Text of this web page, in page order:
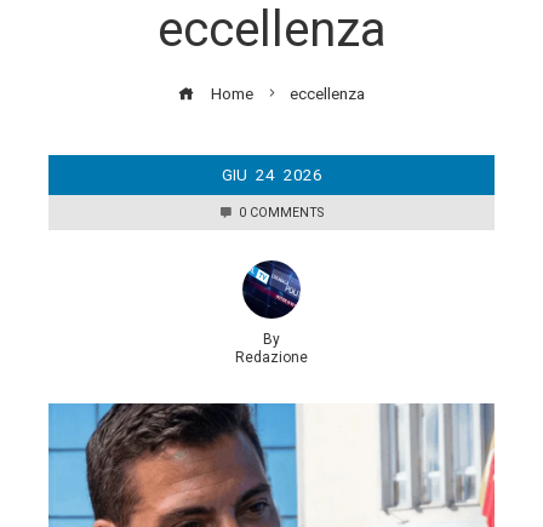
eccellenza
Home eccellenza
GIU 24 2026
0 COMMENTS
By
Redazione